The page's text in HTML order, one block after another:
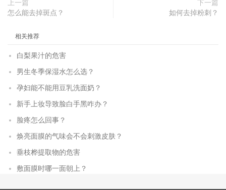
上一篇
怎么能去掉斑点？
下一篇
如何去掉粉刺？
相关推荐
白梨果汁的危害
男生冬季保湿水怎么选？
孕妇能不能用豆乳洗面奶？
新手上妆导致脸白手黑咋办？
脸疼怎么回事？
焕亮面膜的气味会不会刺激皮肤？
垂枝桦提取物的危害
敷面膜时哪一面朝上？